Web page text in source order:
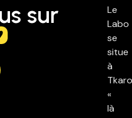
sur
Le
Labo
se
situe
à
«
là